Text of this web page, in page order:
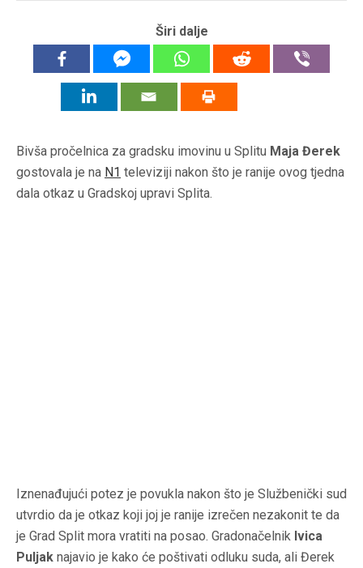
Širi dalje
Bivša pročelnica za gradsku imovinu u Splitu Maja Đerek
gostovala je na N1 televiziji nakon što je ranije ovog tjedna
dala otkaz u Gradskoj upravi Splita.
Iznenađujući potez je povukla nakon što je Službenički sud
utvrdio da je otkaz koji joj je ranije izrečen nezakonit te da
je Grad Split mora vratiti na posao. Gradonačelnik Ivica
Puljak najavio je kako će poštivati odluku suda, ali Đerek